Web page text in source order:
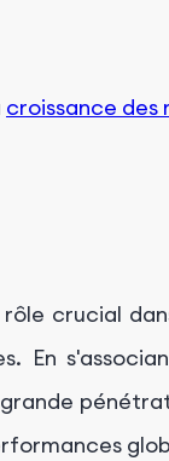
croissance des
rôle crucial
En